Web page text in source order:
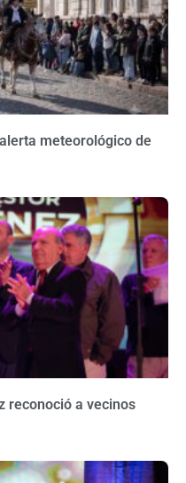
meteorológico de
reconoció a vecinos